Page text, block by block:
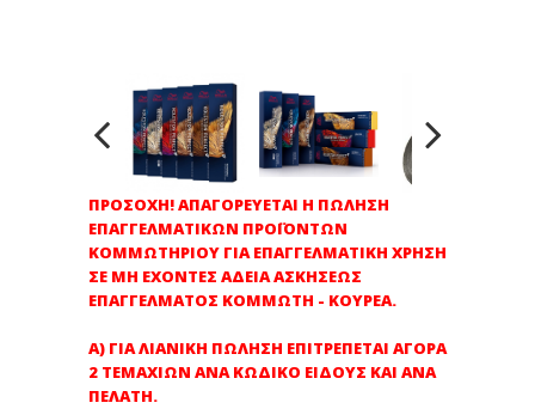
ΠΡΟΣΟΧΗ! ΑΠΑΓΟΡΕΥΕΤΑΙ Η ΠΩΛΗΣΗ
ΕΠΑΓΓΕΛΜΑΤΙΚΩΝ ΠΡΟΪΟΝΤΩΝ
ΚΟΜΜΩΤΗΡΙΟΥ ΓΙΑ ΕΠΑΓΓΕΛΜΑΤΙΚΗ ΧΡΗΣΗ
ΣΕ ΜΗ ΕΧΟΝΤΕΣ ΑΔΕΙΑ ΑΣΚΗΣΕΩΣ
ΕΠΑΓΓΕΛΜΑΤΟΣ ΚΟΜΜΩΤΗ - ΚΟΥΡΕΑ.
Α) ΓΙΑ ΛΙΑΝΙΚΗ ΠΩΛΗΣΗ ΕΠΙΤΡΕΠΕΤΑΙ ΑΓΟΡΑ
2 ΤΕΜΑΧΙΩΝ ΑΝΑ ΚΩΔΙΚΟ ΕΙΔΟΥΣ ΚΑΙ ΑΝΑ
ΠΕΛΑΤΗ.